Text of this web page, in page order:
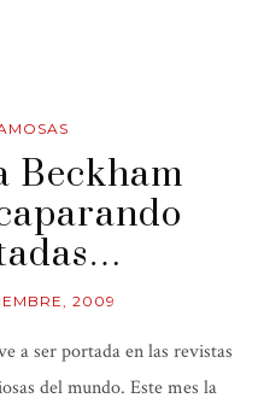
Beckham
2009
a ser portada en las revistas
del mundo. Este mes la